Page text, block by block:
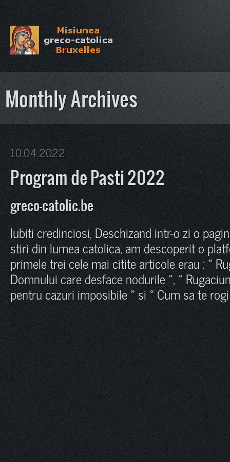
Monthly Archives
10.04.2022
Program de Pasti 2022
greco-catolic.be
Iubiti credinciosi, Deschizand intr-o zi o
stiri din lumea catolica, am descoperit o
primele trei cele mai citite articole erau : «
Domnului care desface nodurile », «
pentru cazuri imposibile » si « Cum sa te